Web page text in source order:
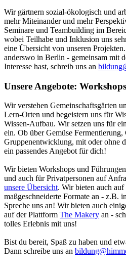
Wir gärtnern sozial-ökologisch und
mehr Miteinander und mehr
Seminare und Teambuilding im
wobei Teilhabe und Inklusion uns
eine Übersicht von unseren
anderswo in Berlin - gemeinsam mit
Interesse hast, schreib uns an
Unsere Angebote:
Wir verstehen Gemeinschaftsgärten
Lern-Orten und begeistern uns für
Wissen-Aufbau. Wir setzen uns für
ein. Ob über Gemüse Fermentierung,
Gruppenentwicklung, mit oder ohne
ein passendes Angebot für dich!
Wir bieten Workshops und
und auch für Privatpersonen auf
unsere Übersicht. Wir bieten auch
maßgeschneiderte Formate an - z.B.
Spreche uns an! Wir bieten auch
auf der Plattform The Makery an -
tolles Erlebnis mit uns!
Bist du bereit, Spaß zu haben und
Dann schreibe uns an